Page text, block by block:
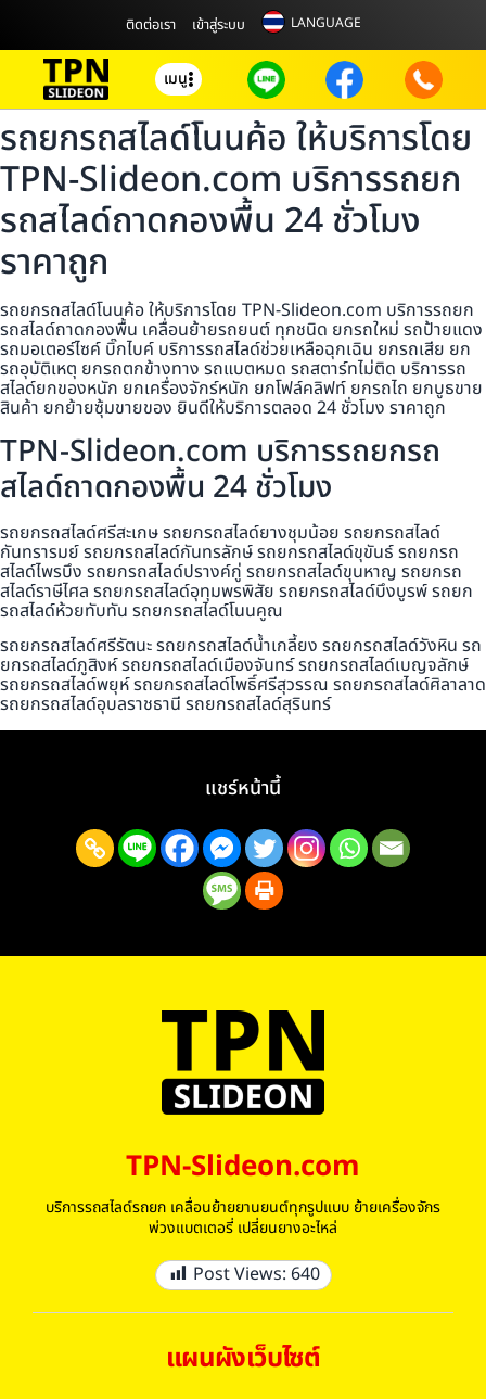
ติดต่อเรา เข้าสู่ระบบ LANGUAGE
เมนู
รถยกรถสไลด์โนนค้อ ให้บริการโดย
TPN-Slideon.com บริการรถยก
รถสไลด์ถาดกองพื้น 24 ชั่วโมง
ราคาถูก
รถยกรถสไลด์โนนค้อ ให้บริการโดย TPN-Slideon.com บริการรถยก
รถสไลด์ถาดกองพื้น เคลื่อนย้ายรถยนต์ ทุกชนิด ยกรถใหม่ รถป้ายแดง
รถมอเตอร์ไซค์ บิ๊กไบค์ บริการรถสไลด์ช่วยเหลือฉุกเฉิน ยกรถเสีย ยก
รถอุบัติเหตุ ยกรถตกข้างทาง รถแบตหมด รถสตาร์ทไม่ติด บริการรถ
สไลด์ยกของหนัก ยกเครื่องจักร์หนัก ยกโฟล์คลิฟท์ ยกรถไถ ยกบูธขาย
สินค้า ยกย้ายซุ้มขายของ ยินดีให้บริการตลอด 24 ชั่วโมง ราคาถูก
TPN-Slideon.com บริการรถยกรถ
สไลด์ถาดกองพื้น 24 ชั่วโมง
รถยกรถสไลด์ศรีสะเกษ รถยกรถสไลด์ยางชุมน้อย รถยกรถสไลด์
กันทรารมย์ รถยกรถสไลด์กันทรลักษ์ รถยกรถสไลด์ขุขันธ์ รถยกรถ
สไลด์ไพรบึง รถยกรถสไลด์ปรางค์กู่ รถยกรถสไลด์ขุนหาญ รถยกรถ
สไลด์ราษีไศล รถยกรถสไลด์อุทุมพรพิสัย รถยกรถสไลด์บึงบูรพ์ รถยก
รถสไลด์ห้วยทับทัน รถยกรถสไลด์โนนคูณ
รถยกรถสไลด์ศรีรัตนะ รถยกรถสไลด์น้ำเกลี้ยง รถยกรถสไลด์วังหิน รถ
ยกรถสไลด์ภูสิงห์ รถยกรถสไลด์เมืองจันทร์ รถยกรถสไลด์เบญจลักษ์
รถยกรถสไลด์พยุห์ รถยกรถสไลด์โพธิ์ศรีสุวรรณ รถยกรถสไลด์ศิลาลาด
รถยกรถสไลด์อุบลราชธานี รถยกรถสไลด์สุรินทร์
แชร์หน้านี้
TPN-Slideon.com
บริการรถสไลด์รถยก เคลื่อนย้ายยานยนต์ทุกรูปแบบ ย้ายเครื่องจักร
พ่วงแบตเตอรี่ เปลี่ยนยางอะไหล่
Post Views: 640
แผนผังเว็บไซต์